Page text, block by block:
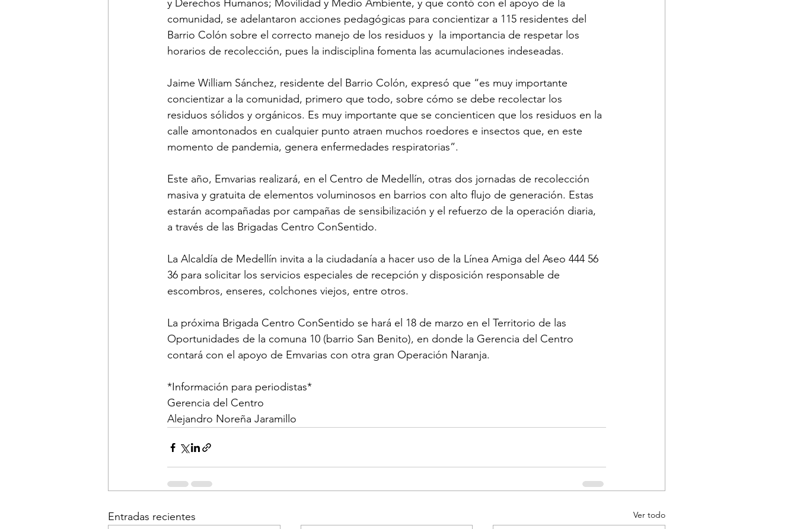
y Derechos Humanos; Movilidad y Medio Ambiente, y que contó con el apoyo de la
comunidad, se adelantaron acciones pedagógicas para concientizar a 115 residentes del
Barrio Colón sobre el correcto manejo de los residuos y  la importancia de respetar los
horarios de recolección, pues la indisciplina fomenta las acumulaciones indeseadas.
Jaime William Sánchez, residente del Barrio Colón, expresó que “es muy importante
concientizar a la comunidad, primero que todo, sobre cómo se debe recolectar los
residuos sólidos y orgánicos. Es muy importante que se concienticen que los residuos en la
calle amontonados en cualquier punto atraen muchos roedores e insectos que, en este
momento de pandemia, genera enfermedades respiratorias”.
Este año, Emvarias realizará, en el Centro de Medellín, otras dos jornadas de recolección
masiva y gratuita de elementos voluminosos en barrios con alto flujo de generación. Estas
estarán acompañadas por campañas de sensibilización y el refuerzo de la operación diaria,
a través de las Brigadas Centro ConSentido.
La Alcaldía de Medellín invita a la ciudadanía a hacer uso de la Línea Amiga del Aseo 444 56
36 para solicitar los servicios especiales de recepción y disposición responsable de
escombros, enseres, colchones viejos, entre otros.
La próxima Brigada Centro ConSentido se hará el 18 de marzo en el Territorio de las
Oportunidades de la comuna 10 (barrio San Benito), en donde la Gerencia del Centro
contará con el apoyo de Emvarias con otra gran Operación Naranja.
*Información para periodistas*
Gerencia del Centro
Alejandro Noreña Jaramillo
Entradas recientes Ver todo